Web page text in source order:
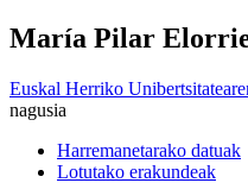
María Pilar
Euskal Herriko
nagusia
Harremanetarako datuak
Lotutako erakundeak